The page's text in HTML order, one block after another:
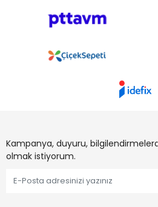
Kampanya, duyuru,
olmak istiyorum.